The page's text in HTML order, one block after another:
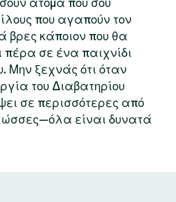
άτομα που σου
που αγαπούν τον
κάποιον που θα
πέρα σε ένα παιχνίδι
Μην ξεχνάς ότι όταν
του Διαβατηρίου
σε περισσότερες από
είναι δυνατά